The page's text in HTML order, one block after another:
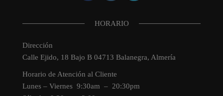
HORARIO
Dirección
Calle Ejido, 18 Bajo B 04713 Balanegra, Almería
Horario de Atención al Cliente
Lunes – Viernes 9:30am – 20:30pm